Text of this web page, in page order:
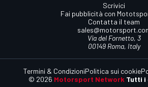
Scrivici
Fai pubblicità con
Contatta il team
Via del Fornetto, 3
00149 Roma, Italy
© 2026 Motorsport Network Tutti
Termini & CondizioniPolitica sui cookie